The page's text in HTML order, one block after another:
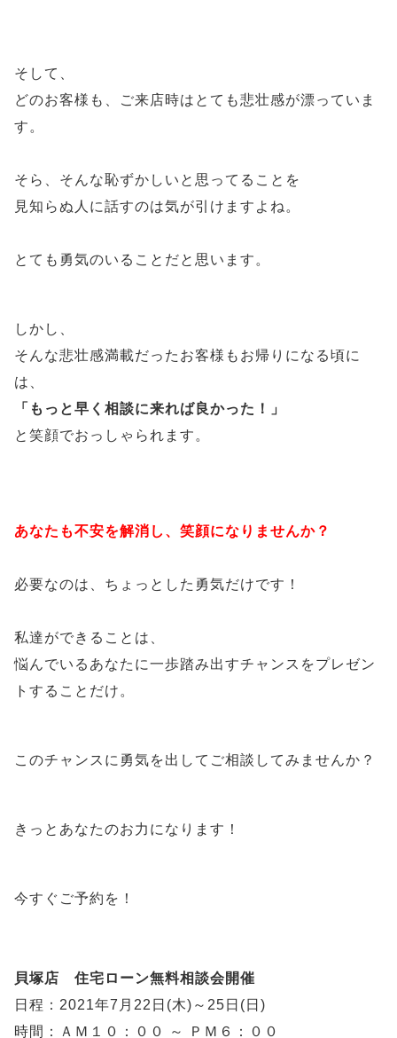
そして、
どのお客様も、ご来店時はとても悲壮感が漂っていま
す。
そら、そんな恥ずかしいと思ってることを
見知らぬ人に話すのは気が引けますよね。
とても勇気のいることだと思います。
しかし、
そんな悲壮感満載だったお客様もお帰りになる頃に
は、
「もっと早く相談に来れば良かった！」
と笑顔でおっしゃられます。
あなたも不安を解消し、笑顔になりませんか？
必要なのは、ちょっとした勇気だけです！
私達ができることは、
悩んでいるあなたに一歩踏み出すチャンスをプレゼン
トすることだけ。
このチャンスに勇気を出してご相談してみませんか？
きっとあなたのお力になります！
今すぐご予約を！
貝塚店 住宅ローン無料相談会開催
日程：2021年7月22日(木)～25日(日)
時間：ＡＭ１０：００ ～ ＰＭ６：００